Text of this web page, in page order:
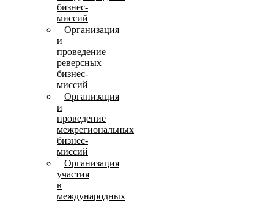
бизнес-
миссий
Организация
и
проведение
реверсных
бизнес-
миссий
Организация
и
проведение
межрегиональных
бизнес-
миссий
Организация
участия
в
международных